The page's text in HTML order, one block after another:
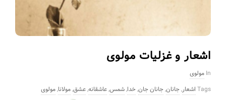
اشعار و غزلیات مولوی
In مولوی
Tags اشعار,جانان,جانان جان,خدا,شمس,عاشقانه,عشق,مولانا,مولوی